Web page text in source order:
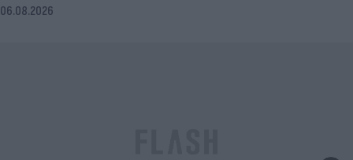
06.08.2026